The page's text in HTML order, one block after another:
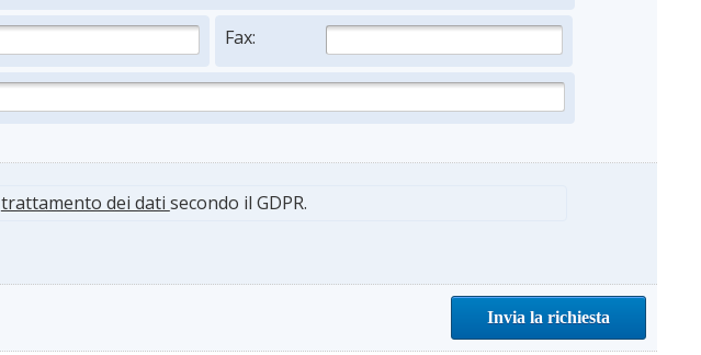
Fax:
trattamento dei dati secondo il GDPR.